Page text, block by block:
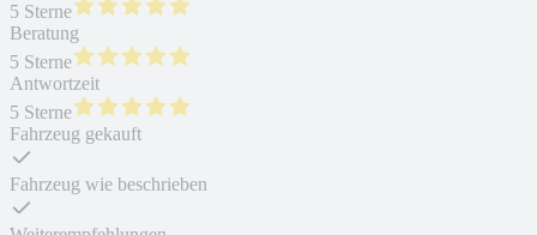
5 Sterne
Beratung
5 Sterne
Antwortzeit
5 Sterne
Fahrzeug gekauft
Fahrzeug wie beschrieben